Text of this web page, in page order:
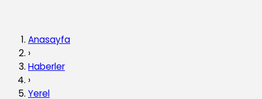
Anasayfa
›
Haberler
›
Yerel